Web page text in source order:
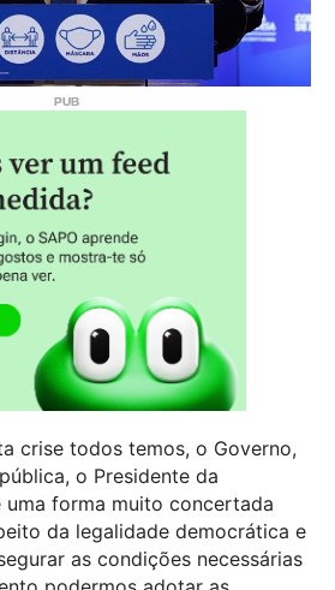
crise todos temos, o Governo,
o Presidente da
uma forma muito concertada
da legalidade democrática e
as condições necessárias